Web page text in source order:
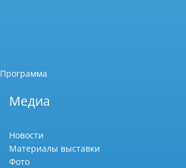
Программа
Медиа
Новости
Материалы выставки
Фото